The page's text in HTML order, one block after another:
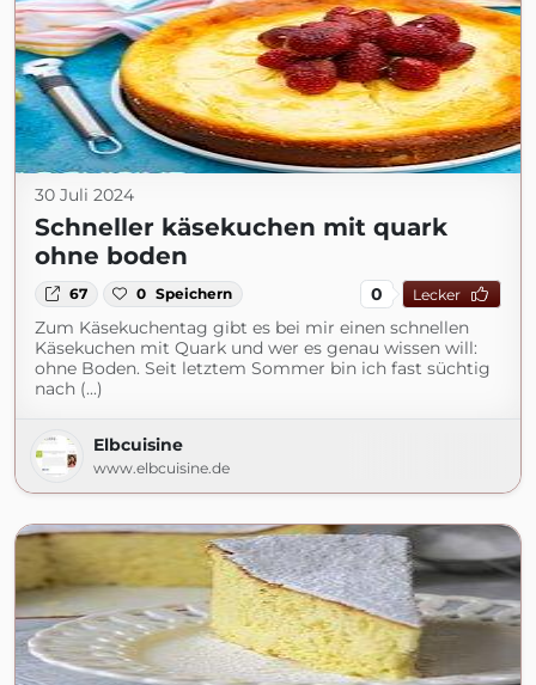
30 Juli 2024
Schneller käsekuchen mit quark
ohne boden
67 0 Speichern 0 Lecker
Zum Käsekuchentag gibt es bei mir einen schnellen
Käsekuchen mit Quark und wer es genau wissen will:
ohne Boden. Seit letztem Sommer bin ich fast süchtig
nach (...)
Elbcuisine
www.elbcuisine.de